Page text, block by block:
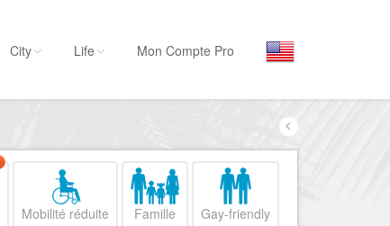
Hôtels, ...
Visiter
City Life Mon Compte Pro
Mobilité réduite Famille Gay-friendly